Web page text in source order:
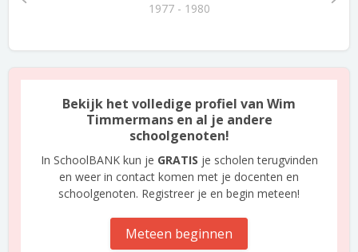
1977 - 1980
Bekijk het volledige profiel van Wim
Timmermans en al je andere
schoolgenoten!
In SchoolBANK kun je GRATIS je scholen terugvinden
en weer in contact komen met je docenten en
schoolgenoten. Registreer je en begin meteen!
Meteen beginnen